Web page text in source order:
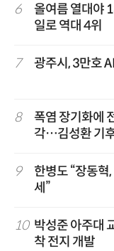
6
올여름 열대야
일로 역대 4위
7 광주시, 3만호
8
폭염 장기화에
각…김성환 기
9
한병도 “장동
세”
10 박성준 아주대
착 전지 개발